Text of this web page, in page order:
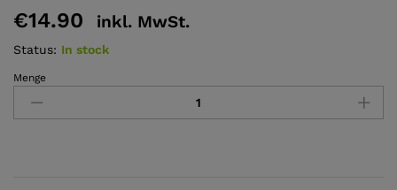
€14.90 inkl. MwSt.
Status: In stock
Hoco
C12
,
Menge